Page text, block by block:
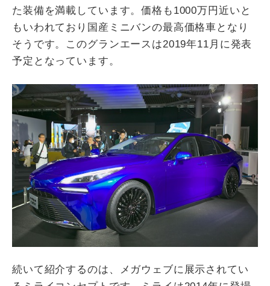
た装備を満載しています。価格も1000万円近いと
もいわれており国産ミニバンの最高価格車となり
そうです。このグランエースは2019年11月に発表
予定となっています。
続いて紹介するのは、メガウェブに展示されてい